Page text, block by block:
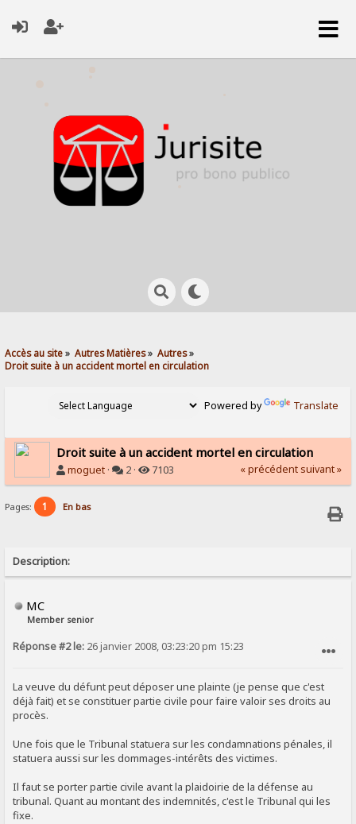
Accès au site» Autres Matières» Autres»
Droit suite à un accident mortel en circulation
Powered by Translate
Droit suite à un accident mortel en circulation
moguet · 2 · 7103 « précédent suivant »
Pages: 1 En bas
Description:
MC
Member senior
Réponse #2 le: 26 janvier 2008, 03:23:20 pm 15:23
La veuve du défunt peut déposer une plainte (je pense que c'est
déjà fait) et se constituer partie civile pour faire valoir ses droits au
procès.
Une fois que le Tribunal statuera sur les condamnations pénales, il
statuera aussi sur les dommages-intérêts des victimes.
Il faut se porter partie civile avant la plaidoirie de la défense au
tribunal. Quant au montant des indemnités, c'est le Tribunal qui les
fixe.